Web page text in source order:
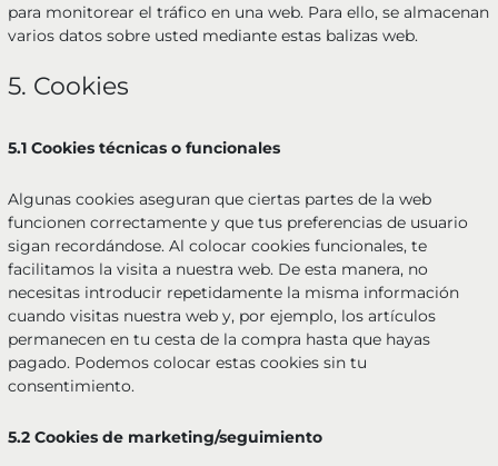
para monitorear el tráfico en una web. Para ello, se almacenan
varios datos sobre usted mediante estas balizas web.
5. Cookies
5.1 Cookies técnicas o funcionales
Algunas cookies aseguran que ciertas partes de la web
funcionen correctamente y que tus preferencias de usuario
sigan recordándose. Al colocar cookies funcionales, te
facilitamos la visita a nuestra web. De esta manera, no
necesitas introducir repetidamente la misma información
cuando visitas nuestra web y, por ejemplo, los artículos
permanecen en tu cesta de la compra hasta que hayas
pagado. Podemos colocar estas cookies sin tu
consentimiento.
5.2 Cookies de marketing/seguimiento